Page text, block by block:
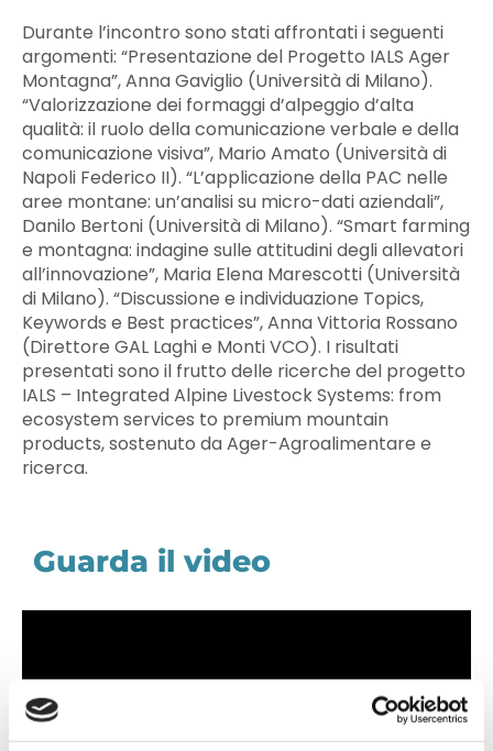
Durante l’incontro sono stati affrontati i seguenti
argomenti: “Presentazione del Progetto IALS Ager
Montagna”, Anna Gaviglio (Università di Milano).
“Valorizzazione dei formaggi d’alpeggio d’alta
qualità: il ruolo della comunicazione verbale e della
comunicazione visiva”, Mario Amato (Università di
Napoli Federico II). “L’applicazione della PAC nelle
aree montane: un’analisi su micro-dati aziendali”,
Danilo Bertoni (Università di Milano). “Smart farming
e montagna: indagine sulle attitudini degli allevatori
all’innovazione”, Maria Elena Marescotti (Università
di Milano). “Discussione e individuazione Topics,
Keywords e Best practices”, Anna Vittoria Rossano
(Direttore GAL Laghi e Monti VCO). I risultati
presentati sono il frutto delle ricerche del progetto
IALS – Integrated Alpine Livestock Systems: from
ecosystem services to premium mountain
products, sostenuto da Ager-Agroalimentare e
ricerca.
Guarda il video